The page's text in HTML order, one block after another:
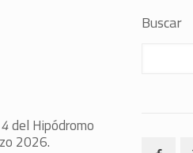
del Hipódromo
2026.
Buscar